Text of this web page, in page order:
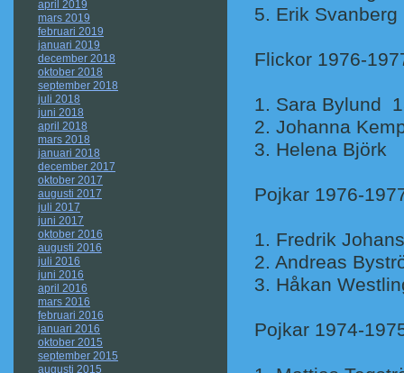
april 2019
mars 2019
februari 2019
januari 2019
december 2018
oktober 2018
september 2018
juli 2018
juni 2018
april 2018
mars 2018
januari 2018
december 2017
oktober 2017
augusti 2017
juli 2017
juni 2017
oktober 2016
augusti 2016
juli 2016
juni 2016
april 2016
mars 2016
februari 2016
januari 2016
oktober 2015
september 2015
augusti 2015
5. Erik
Flickor 1976-
1. Sara Bylund
2.
3.
Pojkar 1976-
1. Fredrik
2. Andreas
3. Håkan
Pojkar 1974-